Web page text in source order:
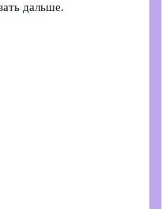
дальше.